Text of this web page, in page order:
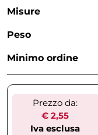
Misure
Peso
Minimo ordine
Prezzo da:
€ 2,55
Iva esclusa